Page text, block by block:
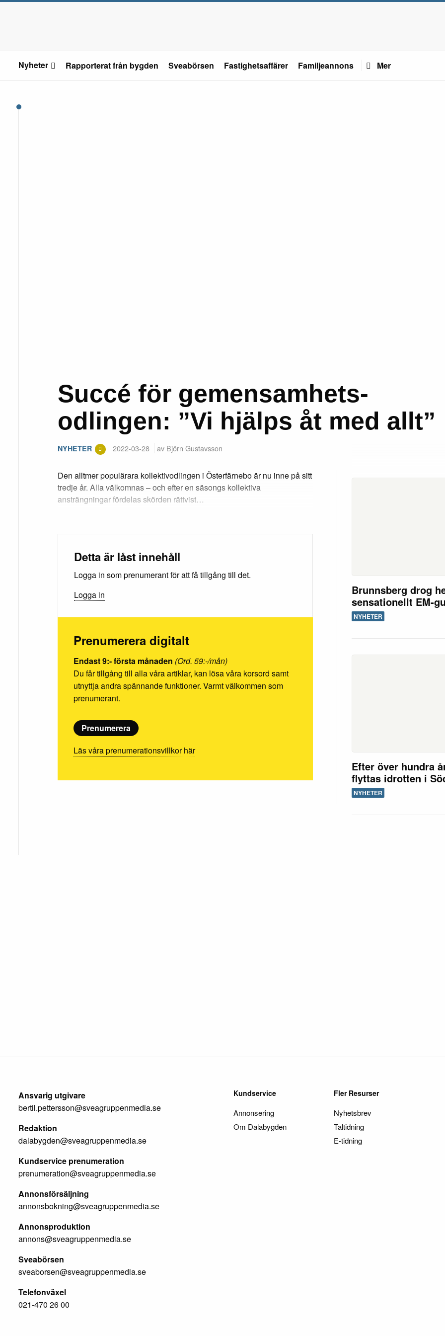
Nyheter Rapporterat från bygden Sveabörsen Fastighetsaffärer Familjeannons Mer
Succé för gemensamhets-
odlingen: ”Vi hjälps åt med allt”
NYHETER 2022-03-28 av Björn Gustavsson
Den alltmer populärara kollektivodlingen i Österfärnebo är nu inne på sitt
tredje år. Alla välkomnas – och efter en säsongs kollektiva
ansträngningar fördelas skörden rättvist…
Detta är låst innehåll
Logga in som prenumerant för att få tillgång till det.
Logga in
Prenumerera digitalt
Endast 9:- första månaden (Ord. 59:-/mån)
Du får tillgång till alla våra artiklar, kan lösa våra korsord samt
utnyttja andra spännande funktioner. Varmt välkommen som
prenumerant.
Prenumerera
Läs våra prenumerationsvillkor här
Brunnsberg drog
sensationellt EM-
NYHETER
Efter över hundra
flyttas idrotten i
NYHETER
Ansvarig utgivare
bertil.pettersson@sveagruppenmedia.se
Redaktion
dalabygden@sveagruppenmedia.se
Kundservice prenumeration
prenumeration@sveagruppenmedia.se
Annonsförsäljning
annonsbokning@sveagruppenmedia.se
Annonsproduktion
annons@sveagruppenmedia.se
Sveabörsen
sveaborsen@sveagruppenmedia.se
Telefonväxel
021-470 26 00
Kundservice
Annonsering
Om Dalabygden
Fler Resurser
Nyhetsbrev
Taltidning
E-tidning